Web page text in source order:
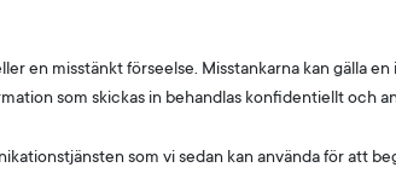
en misstänkt förseelse. Misstankarna kan gälla
som skickas in behandlas konfidentiellt och
som vi sedan kan använda för att